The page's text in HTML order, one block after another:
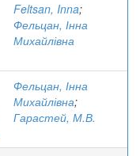
Feltsan, Inna;
Фельцан, Інна
Михайлівна
Фельцан, Інна
Михайлівна;
Гарастей, М.В.